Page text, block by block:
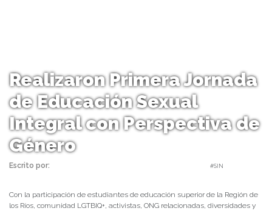
Realizaron Primera Jornada
de Educación Sexual
Integral con Perspectiva de
Género
Escrito por: #SIN
Con la participación de estudiantes de educación superior de la Región de
los Ríos, comunidad LGTBIQ+, activistas, ONG relacionadas, diversidades y